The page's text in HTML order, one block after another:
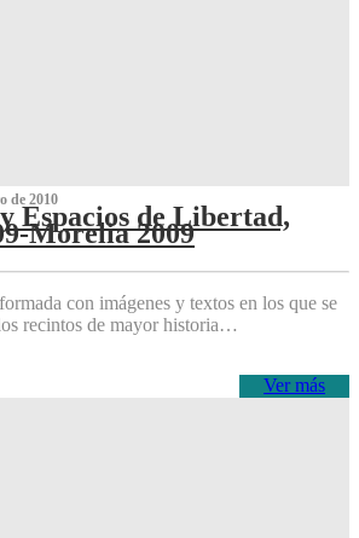
de 2010
Espacios de Libertad,
Morelia 2009
con imágenes y textos en los que se
recintos de mayor historia…
Ver más